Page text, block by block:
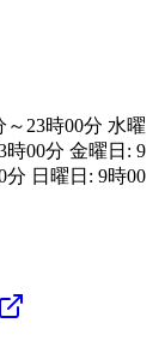
～23時00分 水曜
時00分 金曜日: 9
分 日曜日: 9時00